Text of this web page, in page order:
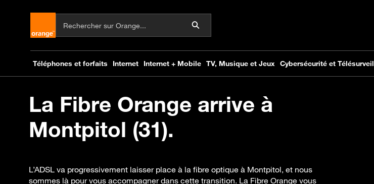
La Fibre Orange arrive à
Montpitol (31).
L’ADSL va progressivement laisser place à la fibre optique à Montpitol, et nous
sommes là pour vous accompagner dans cette transition. La Fibre Orange vous